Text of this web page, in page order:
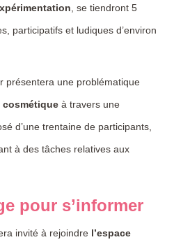
, se tiendront 5
participatifs et ludiques d’environ
présentera une problématique
cosmétique à travers une
d’une trentaine de participants,
à des tâches relatives aux
pour s’informer
invité à rejoindre l’espace